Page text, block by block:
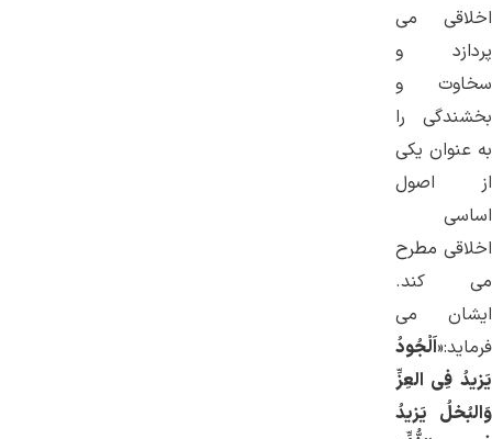
اخلاقی می
‌پردازد و
سخاوت و
بخشندگی را
به عنوان یکی
از اصول
اساسی
اخلاقی مطرح
می‌ کند.
ایشان می
‌فرماید:«اَلْجُودُ
یَزیدُ فِی العِزِّ
وَالبُخلُ یَزيدُ